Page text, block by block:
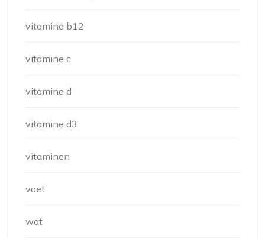
vitamine b12
vitamine c
vitamine d
vitamine d3
vitaminen
voet
wat